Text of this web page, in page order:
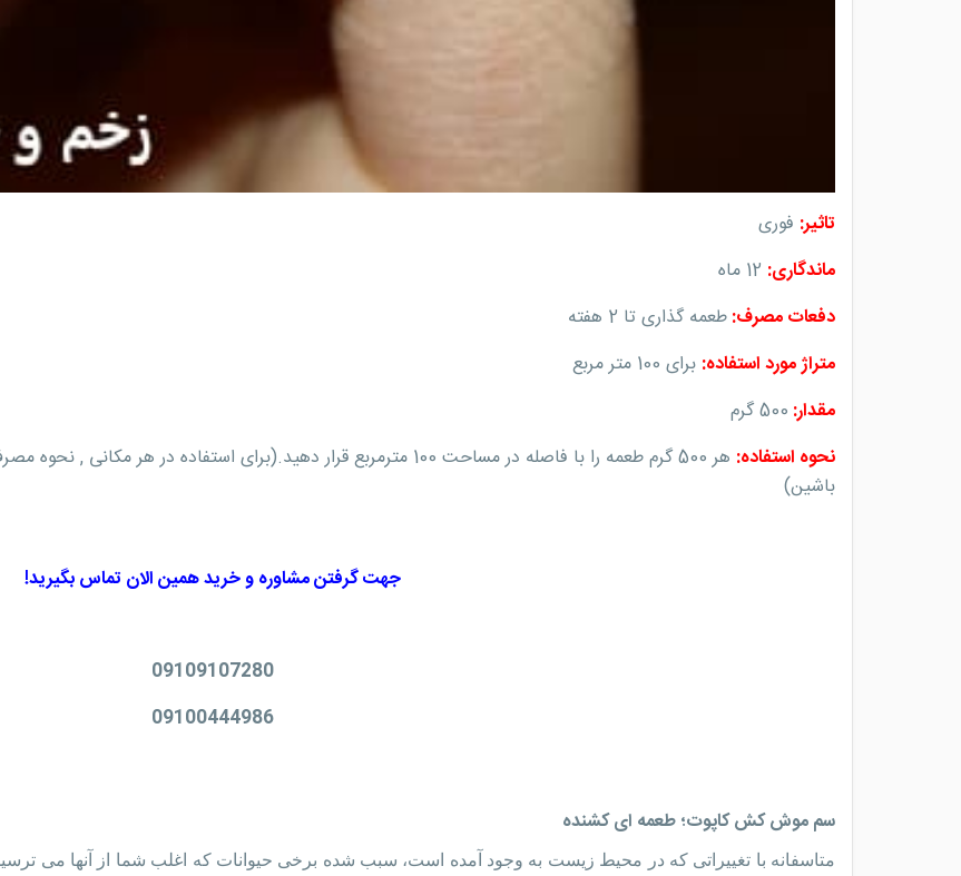
تاثیر: فوری
ماندگاری:
12 ماه
دفعات مصرف:طعمه گذاری تا 2 هفته
متراژ مورد استفاده: برای 100 متر مربع
مقدار: 500 گرم
نحوه استفاده:
هر 500 گرم طعمه را با فاصله در مساحت 100 مترمربع قرار دهید.(برای
باشین)
جهت گرفتن مشاوره و خرید همین الان تماس بگیرید!
09109107280
09100444986
سم موش کش کاپوت؛ طعمه ای کشنده
متاسفانه با تغییراتی که در محیط زیست به وجود آمده است، سبب شده برخی حیوانات که اغلب شما از آنها می